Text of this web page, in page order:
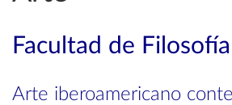
Facultad de
Arte iberoamericano